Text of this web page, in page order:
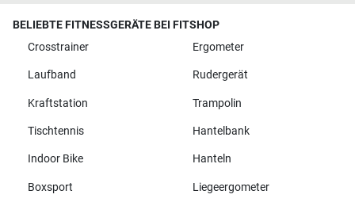
BELIEBTE FITNESSGERÄTE BEI FITSHOP
Crosstrainer
Ergometer
Laufband Rudergerät
Kraftstation Trampolin
Tischtennis Hantelbank
Indoor Bike Hanteln
Boxsport Liegeergometer